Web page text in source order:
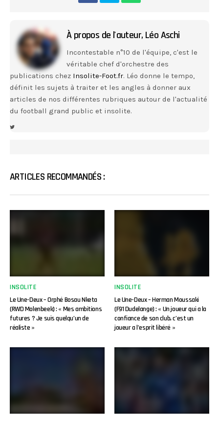
À propos de l'auteur, Léo Aschi
Incontestable n°10 de l'équipe, c'est le
véritable chef d'orchestre des
publications chez Insolite-Foot.fr. Léo donne le tempo,
définit les sujets à traiter et les angles à donner aux
articles de nos différentes rubriques autour de l'actualité
du football grand public et insolite.
ARTICLES RECOMMANDÉS :
INSOLITE
Le Une-Deux – Orphé Bosau Nketa
(RWD Molenbeek) : « Mes ambitions
futures ? Je suis quelqu’un de
réaliste »
INSOLITE
Le Une-Deux – Herman Moussaki
(F91 Dudelange) : « Un joueur qui a la
confiance de son club, c’est un
joueur a l’esprit libéré »